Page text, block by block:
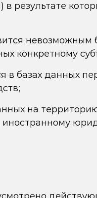
результате
невозможным
конкретному
в базах данных
на
иностранному